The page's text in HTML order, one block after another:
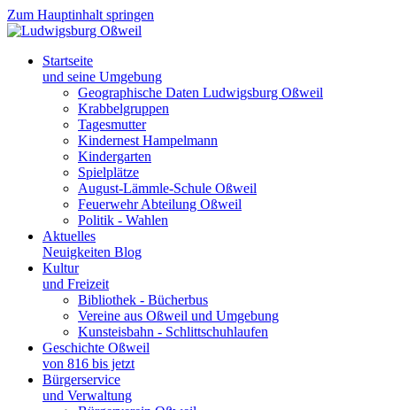
Zum Hauptinhalt springen
Startseite
und seine Umgebung
Geographische Daten Ludwigsburg Oßweil
Krabbelgruppen
Tagesmutter
Kindernest Hampelmann
Kindergarten
Spielplätze
August-Lämmle-Schule Oßweil
Feuerwehr Abteilung Oßweil
Politik - Wahlen
Aktuelles
Neuigkeiten Blog
Kultur
und Freizeit
Bibliothek - Bücherbus
Vereine aus Oßweil und Umgebung
Kunsteisbahn - Schlittschuhlaufen
Geschichte Oßweil
von 816 bis jetzt
Bürgerservice
und Verwaltung